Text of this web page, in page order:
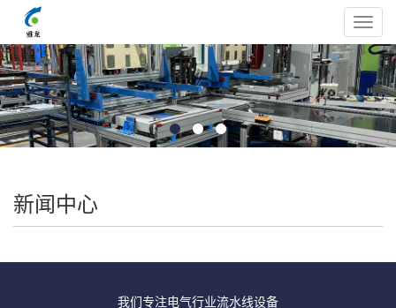
新闻中心
我们专注电气行业流水线设备